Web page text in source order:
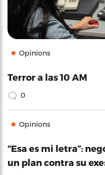
Opinions
Terror a las 10 AM
0
Opinions
“Esa es mi letra”:
un plan contra su